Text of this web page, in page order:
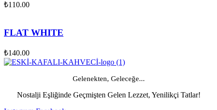
₺110.00
FLAT WHITE
₺140.00
Gelenekten, Geleceğe...
Nostalji Eşliğinde Geçmişten Gelen Lezzet, Yenilikçi Tatlar!